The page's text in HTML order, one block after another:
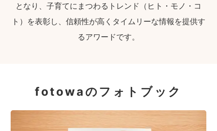
となり、子育てにまつわるトレンド（ヒト・モノ・コ
ト）を表彰し、信頼性が高くタイムリーな情報を提供す
るアワードです。
fotowaのフォトブック